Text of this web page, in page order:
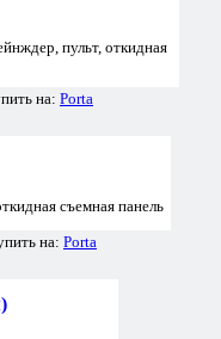
пульт, откидная
на: Porta
съемная панель
на: Porta